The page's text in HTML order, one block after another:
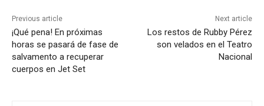
Previous article
¡Qué pena! En próximas
horas se pasará de fase de
salvamento a recuperar
cuerpos en Jet Set
Next article
Los restos de Rubby Pérez
son velados en el Teatro
Nacional